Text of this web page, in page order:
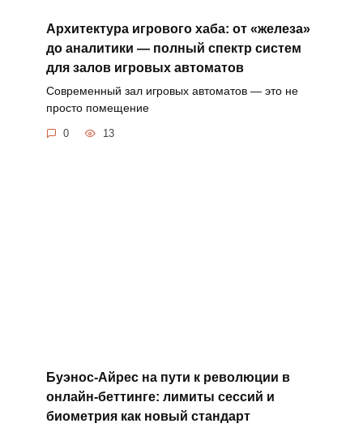
Архитектура игрового хаба: от «железа»
до аналитики — полный спектр систем
для залов игровых автоматов
Современный зал игровых автоматов — это не
просто помещение
0 13
Буэнос-Айрес на пути к революции в
онлайн-беттинге: лимиты сессий и
биометрия как новый стандарт